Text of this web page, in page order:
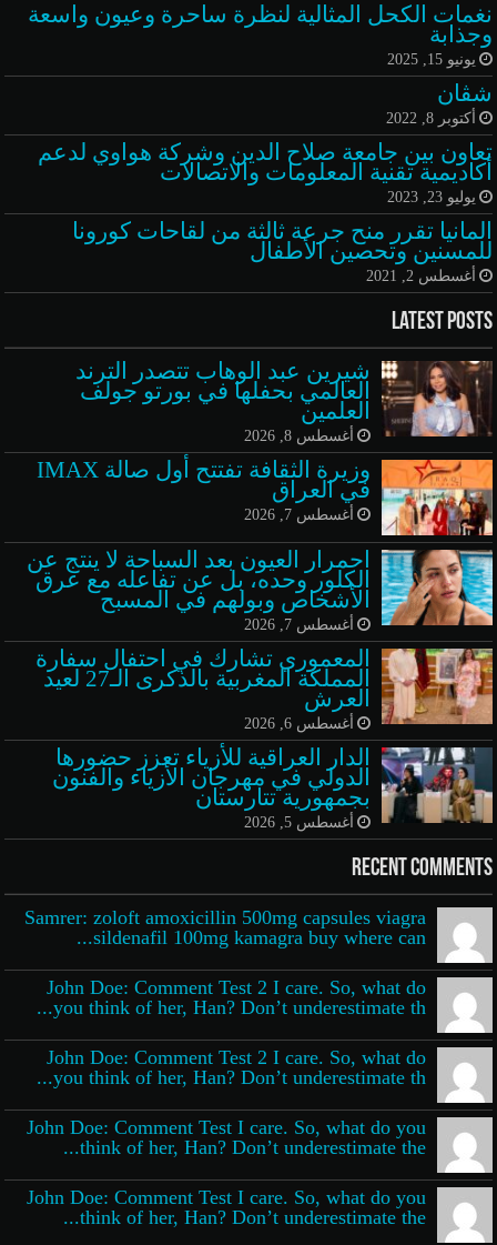
نغمات الكحل المثالية لنظرة ساحرة وعيون واسعة
وجذابة
يونيو 15, 2025
شڤان
أكتوبر 8, 2022
تعاون بين جامعة صلاح الدين وشركة هواوي لدعم
أكاديمية تقنية المعلومات والاتصالات
يوليو 23, 2023
المانيا تقرر منح جرعة ثالثة من لقاحات كورونا
للمسنين وتحصين الأطفال
أغسطس 2, 2021
Latest Posts
شيرين عبد الوهاب تتصدر الترند
العالمي بحفلها في بورتو جولف
العلمين
أغسطس 8, 2026
وزيرة الثقافة تفتتح أول صالة IMAX
في العراق
أغسطس 7, 2026
احمرار العيون بعد السباحة لا ينتج عن
الكلور وحده، بل عن تفاعله مع عرق
الأشخاص وبولهم في المسبح
أغسطس 7, 2026
المعموري تشارك في احتفال سفارة
المملكة المغربية بالذكرى الـ27 لعيد
العرش
أغسطس 6, 2026
الدار العراقية للأزياء تعزز حضورها
الدولي في مهرجان الأزياء والفنون
بجمهورية تتارستان
أغسطس 5, 2026
Recent Comments
Samrer: zoloft amoxicillin 500mg capsules viagra
sildenafil 100mg kamagra buy where can...
John Doe: Comment Test 2 I care. So, what do
you think of her, Han? Don’t underestimate th...
John Doe: Comment Test 2 I care. So, what do
you think of her, Han? Don’t underestimate th...
John Doe: Comment Test I care. So, what do you
think of her, Han? Don’t underestimate the...
John Doe: Comment Test I care. So, what do you
think of her, Han? Don’t underestimate the...